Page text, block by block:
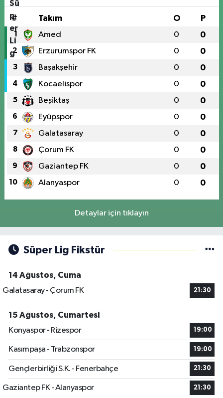
# Takım O P
1 Amed 0 0
2 Erzurumspor FK 0 0
3 Başakşehir 0 0
4 Kocaelispor 0 0
5 Beşiktaş 0 0
6 Eyüpspor 0 0
7 Galatasaray 0 0
8 Çorum FK 0 0
9 Gaziantep FK 0 0
10 Alanyaspor 0 0
Detaylar için tıklayın
Süper Lig Fikstür
14 Ağustos, Cuma
Galatasaray - Çorum FK
21:30
15 Ağustos, Cumartesi
Konyaspor - Rizespor
19:00
Kasımpaşa - Trabzonspor 19:00
Gençlerbirliği S.K. - Fenerbahçe 21:30
Gaziantep FK - Alanyaspor 21:30